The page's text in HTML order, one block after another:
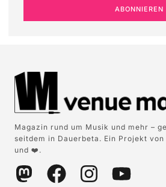
ABONNIEREN
Magazin rund um Musik und mehr –
seitdem in Dauerbeta. Ein Projekt von
und ❤️.